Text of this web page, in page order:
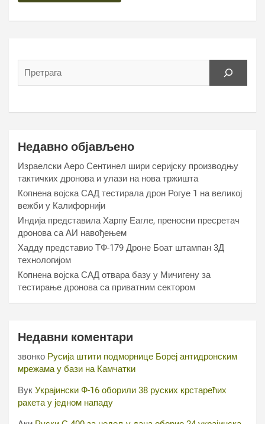
Недавно објављено
Израелски Аеро Сентинел шири серијску производњу
тактичких дронова и улази на нова тржишта
Копнена војска САД тестирала дрон Рогуе 1 на великој
вежби у Калифорнији
Индија представила Харпy Еагле, преносни пресретач
дронова са АИ навођењем
Хаддy представио ТФ-179 Дроне Боат штампан 3Д
технологијом
Копнена војска САД отвара базу у Мичигену за
тестирање дронова са приватним сектором
Недавни коментари
звонко Русија штити подморнице Бореј антидронским
мрежама у бази на Камчатки
Вук Украјински Ф-16 оборили 38 руских крстарећих
ракета у једном нападу